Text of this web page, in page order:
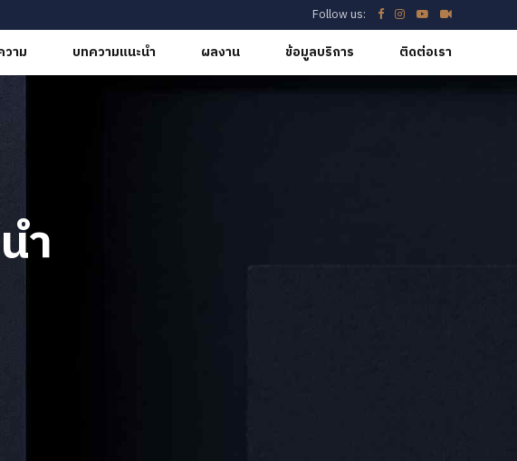
Follow us:
วาม บทความแนะนำ ผลงาน ข้อมูลบริการ ติดต่อเรา
ำ